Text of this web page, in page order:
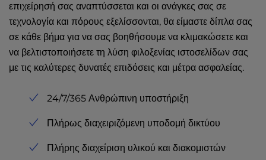
επιχείρησή σας αναπτύσσεται και οι ανάγκες σας σε
τεχνολογία και πόρους εξελίσσονται, θα είμαστε δίπλα σας
σε κάθε βήμα για να σας βοηθήσουμε να κλιμακώσετε και
να βελτιστοποιήσετε τη λύση φιλοξενίας ιστοσελίδων σας
με τις καλύτερες δυνατές επιδόσεις και μέτρα ασφαλείας.
24/7/365 Ανθρώπινη υποστήριξη
Πλήρως διαχειριζόμενη υποδομή δικτύου
Πλήρης διαχείριση υλικού και διακομιστών